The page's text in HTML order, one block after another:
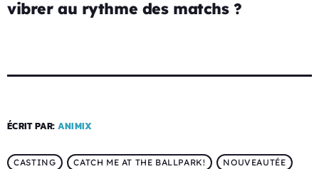
vibrer au rythme des matchs ?
ÉCRIT PAR: ANIMIX
CASTING CATCH ME AT THE BALLPARK! NOUVEAUTÉE